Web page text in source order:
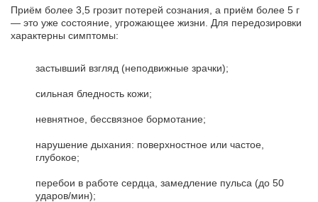
Приём более 3,5 грозит потерей сознания, а приём более 5 г
— это уже состояние, угрожающее жизни. Для передозировки
характерны симптомы:
застывший взгляд (неподвижные зрачки);
сильная бледность кожи;
невнятное, бессвязное бормотание;
нарушение дыхания: поверхностное или частое,
глубокое;
перебои в работе сердца, замедление пульса (до 50
ударов/мин);